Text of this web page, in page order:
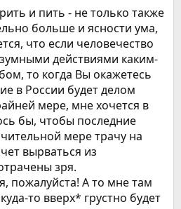
и пить - не только также
больше и ясности ума,
что если человечество
действиями каким-
то когда Вы окажетесь
в России будет делом
мере, мне хочется в
бы, чтобы последние
мере трачу на
вырваться из
зря.
пожалуйста! А то мне там
то вверх* грустно будет